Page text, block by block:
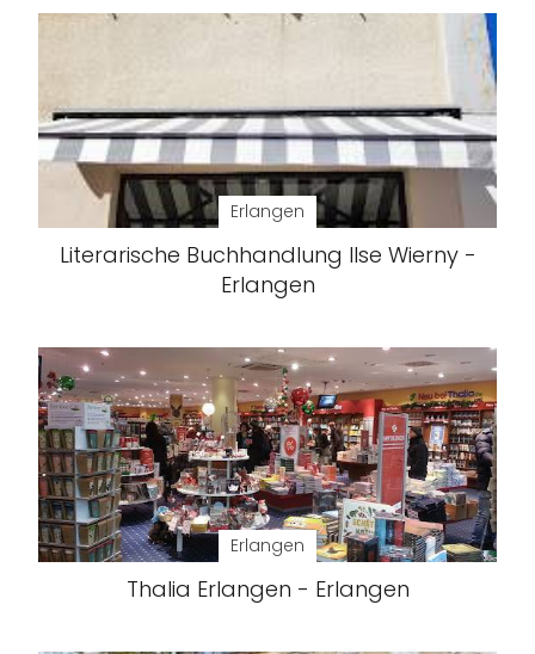
Erlangen
Literarische Buchhandlung Ilse Wierny -
Erlangen
Erlangen
Thalia Erlangen - Erlangen